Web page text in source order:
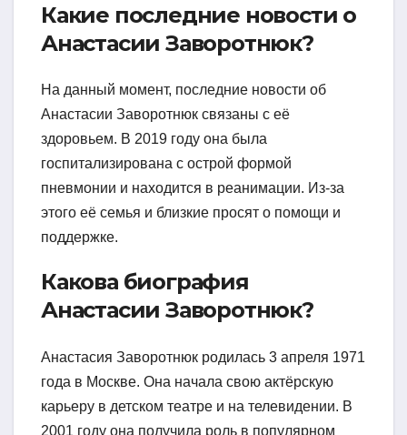
Какие последние новости о
Анастасии Заворотнюк?
На данный момент, последние новости об
Анастасии Заворотнюк связаны с её
здоровьем. В 2019 году она была
госпитализирована с острой формой
пневмонии и находится в реанимации. Из-за
этого её семья и близкие просят о помощи и
поддержке.
Какова биография
Анастасии Заворотнюк?
Анастасия Заворотнюк родилась 3 апреля 1971
года в Москве. Она начала свою актёрскую
карьеру в детском театре и на телевидении. В
2001 году она получила роль в популярном